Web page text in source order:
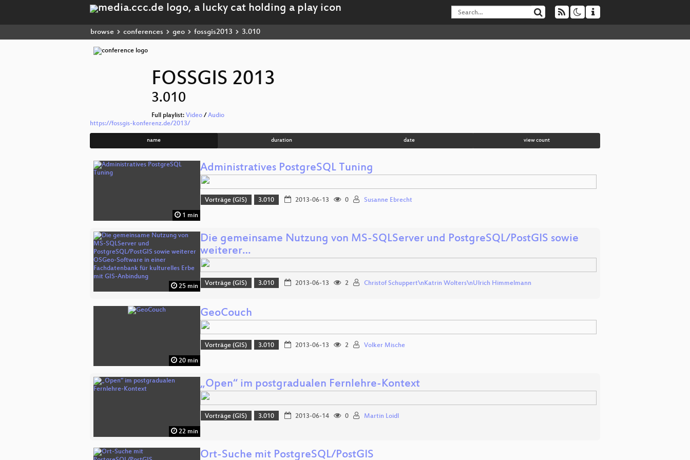
browse conferences geo fossgis2013 3.010
FOSSGIS 2013
3.010
Full playlist: Video / Audio
https://fossgis-konferenz.de/2013/
name duration date view count
1 min
Administratives PostgreSQL Tuning
Vorträge (GIS) 3.010 2013-06-13 0 Susanne Ebrecht
25 min
Die gemeinsame Nutzung von MS-SQLServer und PostgreSQL/PostGIS sowie
weiterer…
Vorträge (GIS) 3.010 2013-06-13 2 Christof Schuppert\nKatrin Wolters\nUlrich Himmelmann
20 min
GeoCouch
Vorträge (GIS) 3.010 2013-06-13 2 Volker Mische
22 min
„Open“ im postgradualen Fernlehre-Kontext
Vorträge (GIS) 3.010 2013-06-14 0 Martin Loidl
Ort-Suche mit PostgreSQL/PostGIS